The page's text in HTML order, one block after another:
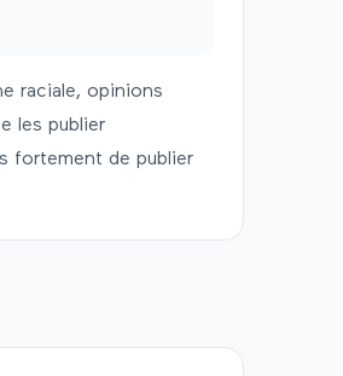
raciale, opinions
les publier
fortement de publier